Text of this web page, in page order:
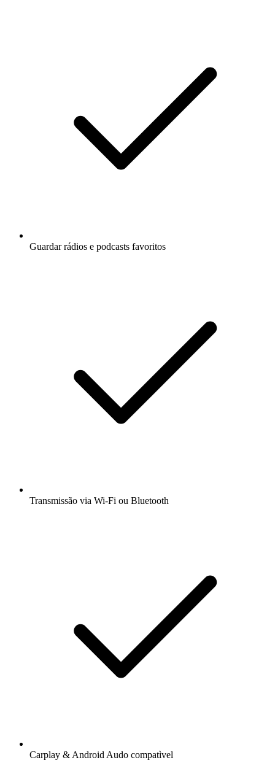
Guardar rádios e podcasts favoritos
Transmissão via Wi-Fi ou Bluetooth
Carplay & Android Audo compatìvel